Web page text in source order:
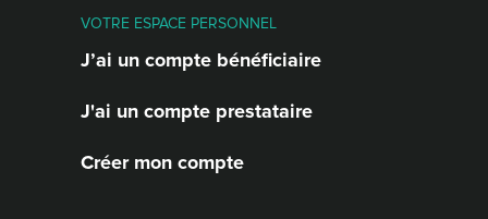
VOTRE ESPACE PERSONNEL
J’ai un compte bénéficiaire
J'ai un compte prestataire
Créer mon compte